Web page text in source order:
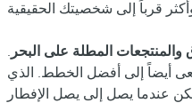
والمنتجعات المطلة على البحر .
أيضاً إلى أفضل الخطط. الذي
عندما يصل إلى يصل الإفطار